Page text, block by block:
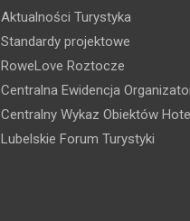
Aktualności Turystyka
Standardy projektowe
RoweLove Roztocze
Centralna Ewidencja
Centralny Wykaz Obiektów
Lubelskie Forum Turystyki